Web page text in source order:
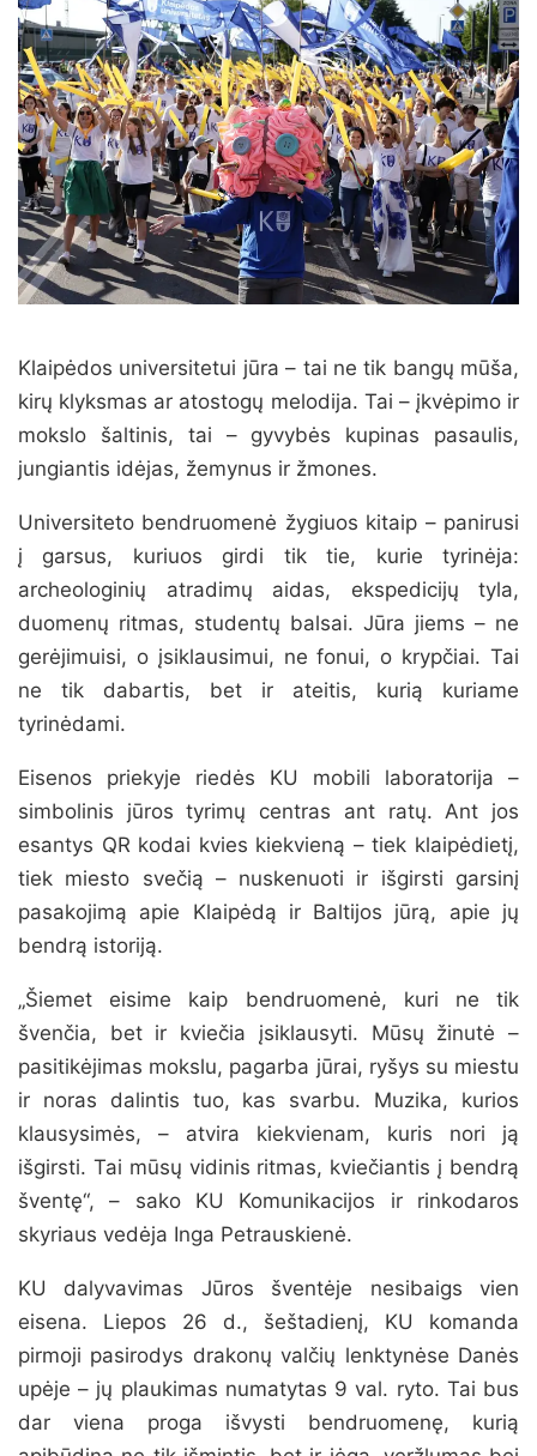
Klaipėdos universitetui jūra – tai ne tik bangų mūša,
kirų klyksmas ar atostogų melodija. Tai – įkvėpimo ir
mokslo šaltinis, tai – gyvybės kupinas pasaulis,
jungiantis idėjas, žemynus ir žmones.
Universiteto bendruomenė žygiuos kitaip – panirusi
į garsus, kuriuos girdi tik tie, kurie tyrinėja:
archeologinių atradimų aidas, ekspedicijų tyla,
duomenų ritmas, studentų balsai. Jūra jiems – ne
gerėjimuisi, o įsiklausimui, ne fonui, o krypčiai. Tai
ne tik dabartis, bet ir ateitis, kurią kuriame
tyrinėdami.
Eisenos priekyje riedės KU mobili laboratorija –
simbolinis jūros tyrimų centras ant ratų. Ant jos
esantys QR kodai kvies kiekvieną – tiek klaipėdietį,
tiek miesto svečią – nuskenuoti ir išgirsti garsinį
pasakojimą apie Klaipėdą ir Baltijos jūrą, apie jų
bendrą istoriją.
„Šiemet eisime kaip bendruomenė, kuri ne tik
švenčia, bet ir kviečia įsiklausyti. Mūsų žinutė –
pasitikėjimas mokslu, pagarba jūrai, ryšys su miestu
ir noras dalintis tuo, kas svarbu. Muzika, kurios
klausysimės, – atvira kiekvienam, kuris nori ją
išgirsti. Tai mūsų vidinis ritmas, kviečiantis į bendrą
šventę“, – sako KU Komunikacijos ir rinkodaros
skyriaus vedėja Inga Petrauskienė.
KU dalyvavimas Jūros šventėje nesibaigs vien
eisena. Liepos 26 d., šeštadienį, KU komanda
pirmoji pasirodys drakonų valčių lenktynėse Danės
upėje – jų plaukimas numatytas 9 val. ryto. Tai bus
dar viena proga išvysti bendruomenę, kurią